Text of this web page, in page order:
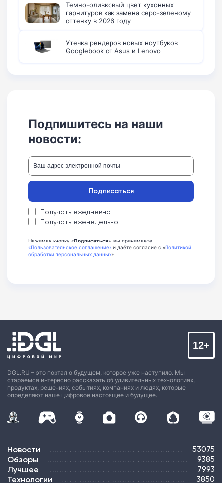
Темно-оливковый цвет кухонных
гарнитуров как замена серо-зеленому
оттенку в 2026 году
Утечка рендеров новых ноутбуков
Googlebook от Asus и Lenovo
Подпишитесь на наши
новости:
Получать ежедневно
Получать еженедельно
Подписаться
Нажимая кнопку «Подписаться», вы принимаете
«Пользовательское соглашение» и даёте согласие с «Политикой
обработки персональных данных»
DGL.RU – это портал о будущем, которое уже наступило. Мы
стараемся интересно рассказать об удивительных технологиях,
продуктах, решениях, событиях, компаниях и людях, которые
определяют наше цифровое настоящее и будущее.
12+
Новости 53075
Обзоры 9385
Лучшее 7993
Технологии 3850